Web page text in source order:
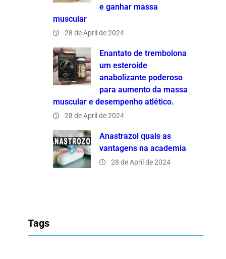
e ganhar massa
muscular
28 de April de 2024
Enantato de trembolona
um esteroide
anabolizante poderoso
para aumento da massa
muscular e desempenho atlético.
28 de April de 2024
Anastrazol quais as
vantagens na academia
28 de April de 2024
Tags